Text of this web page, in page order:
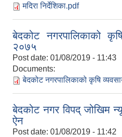
मदिरा निर्देशिका.pdf
बेदकोट नगरपालिकाको
२०७५
Post date: 01/08/2019 - 11:43
Documents:
बेदकोट नगरपालिकाको कृषि
बेदकोट नगर विपद् जोखिम
ऐन
Post date: 01/08/2019 - 11:42